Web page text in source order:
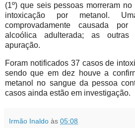
(1º) que seis pessoas morreram
intoxicação por metanol.
comprovadamente causada
alcoólica adulterada; as
apuração.
Foram notificados 37 casos de
sendo que em dez houve a
metanol no sangue da pessoa
casos ainda estão em investigação.
Irmão Inaldo às 05:08